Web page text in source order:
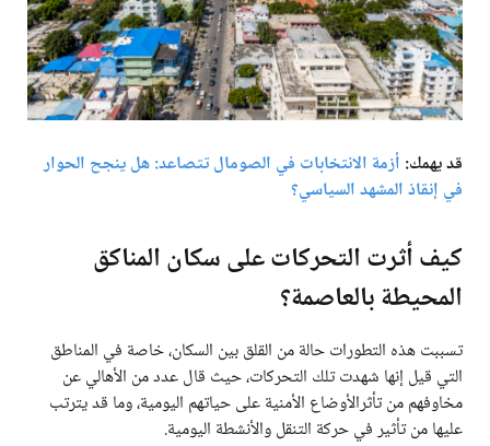
قد يهمك: أزمة الانتخابات في الصومال تتصاعد: هل ينجح الحوار
في إنقاذ المشهد السياسي؟
كيف أثرت التحركات على سكان المناكق
المحيطة بالعاصمة؟
تسببت هذه التطورات حالة من القلق بين السكان، خاصة في المناطق
التي قيل إنها شهدت تلك التحركات، حيث قال عدد من الأهالي عن
مخاوفهم من تأثرالأوضاع الأمنية على حياتهم اليومية، وما قد يترتب
عليها من تأثير في حركة التنقل والأنشطة اليومية.